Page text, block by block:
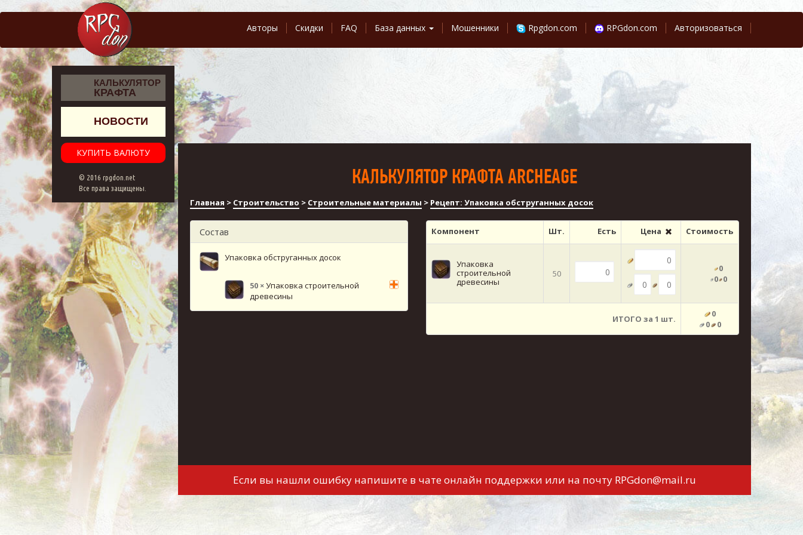
Авторы Скидки FAQ База данных Мошенники Rpgdon.com RPGdon.com Авторизоваться
КАЛЬКУЛЯТОР
КРАФТА
НОВОСТИ
КУПИТЬ ВАЛЮТУ
© 2016 rpgdon.net
Все права защищены.
КАЛЬКУЛЯТОР КРАФТА ARCHEAGE
Главная > Строительство > Строительные материалы > Рецепт: Упаковка обструганных досок
Состав
Упаковка обструганных досок
50 ×Упаковка строительной
древесины
Компонент Шт. Есть Цена Стоимость
Упаковка
строительной
древесины
50
0
0 0
ИТОГО за 1 шт.
0
0
0
Если вы нашли ошибку напишите в чате онлайн поддержки или на почту RPGdon@mail.ru